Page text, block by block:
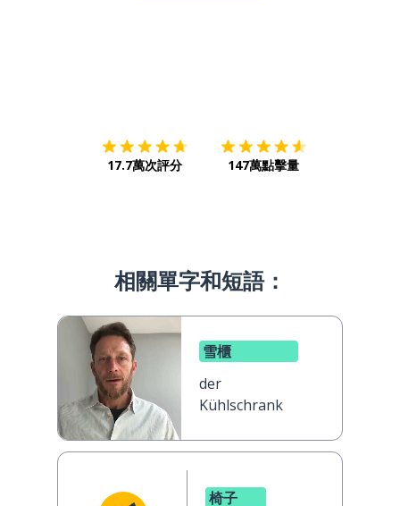
17.7萬次評分 147萬點擊量
相關單字和短語：
雪櫃
der
Kühlschrank
椅子